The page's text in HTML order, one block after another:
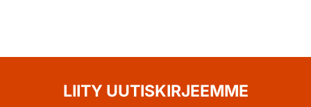
LIITY UUTISKIRJEEMME